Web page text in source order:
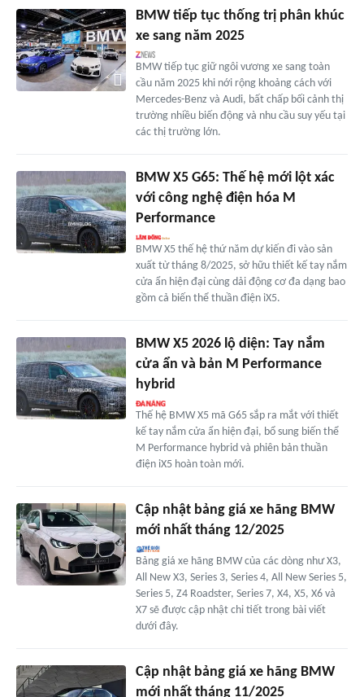
BMW tiếp tục thống trị phân khúc
xe sang năm 2025
BMW tiếp tục giữ ngôi vương xe sang toàn
cầu năm 2025 khi nới rộng khoảng cách với
Mercedes-Benz và Audi, bất chấp bối cảnh thị
trường nhiều biến động và nhu cầu suy yếu tại
các thị trường lớn.
BMW X5 G65: Thế hệ mới lột xác
với công nghệ điện hóa M
Performance
BMW X5 thế hệ thứ năm dự kiến đi vào sản
xuất từ tháng 8/2025, sở hữu thiết kế tay nắm
cửa ẩn hiện đại cùng dải động cơ đa dạng bao
gồm cả biến thể thuần điện iX5.
BMW X5 2026 lộ diện: Tay nắm
cửa ẩn và bản M Performance
hybrid
Thế hệ BMW X5 mã G65 sắp ra mắt với thiết
kế tay nắm cửa ẩn hiện đại, bổ sung biến thể
M Performance hybrid và phiên bản thuần
điện iX5 hoàn toàn mới.
Cập nhật bảng giá xe hãng BMW
mới nhất tháng 12/2025
Bảng giá xe hãng BMW của các dòng như X3,
All New X3, Series 3, Series 4, All New Series 5,
Series 5, Z4 Roadster, Series 7, X4, X5, X6 và
X7 sẽ được cập nhật chi tiết trong bài viết
dưới đây.
Cập nhật bảng giá xe hãng BMW
mới nhất tháng 11/2025